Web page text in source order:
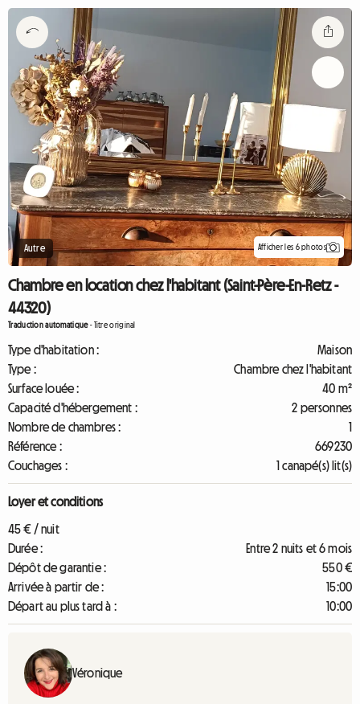
Autre Afficher les 6 photos
Chambre en location chez l'habitant (Saint-Père-En-Retz -
44320)
Traduction automatique-Titre original
Type d'habitation :
Maison
Type :
Chambre chez l'habitant
Surface louée :
40 m²
Capacité d'hébergement :
2 personnes
Nombre de chambres :
1
Référence :
669230
Couchages :
1 canapé(s) lit(s)
Loyer et conditions
45 € / nuit
Durée :
Entre 2 nuits et 6 mois
Dépôt de garantie :
550 €
Arrivée à partir de :
15:00
Départ au plus tard à :
10:00
Véronique